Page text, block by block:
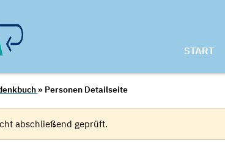
START
» Personen Detailseite
abschließend geprüft.